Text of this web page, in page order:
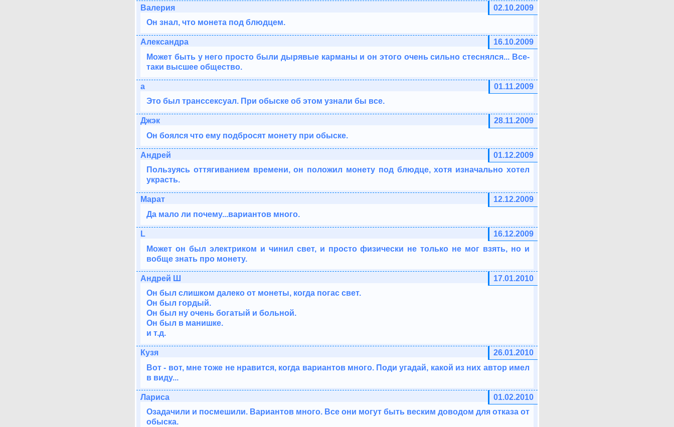
02.10.2009
Валерия
Он знал, что монета под блюдцем.
16.10.2009
Александра
Может быть у него просто были дырявые карманы и он этого очень сильно стеснялся... Все-
таки высшее общество.
01.11.2009
а
Это был транссексуал. При обыске об этом узнали бы все.
28.11.2009
Джэк
Он боялся что ему подбросят монету при обыске.
01.12.2009
Андрей
Пользуясь оттягиванием времени, он положил монету под блюдце, хотя изначально хотел
украсть.
12.12.2009
Марат
Да мало ли почему...вариантов много.
16.12.2009
L
Может он был электриком и чинил свет, и просто физически не только не мог взять, но и
вобще знать про монету.
17.01.2010
Андрей Ш
Он был слишком далеко от монеты, когда погас свет.
Он был гордый.
Он был ну очень богатый и больной.
Он был в манишке.
и т.д.
26.01.2010
Кузя
Вот - вот, мне тоже не нравится, когда вариантов много. Поди угадай, какой из них автор имел
в виду...
01.02.2010
Лариса
Озадачили и посмешили. Вариантов много. Все они могут быть веским доводом для отказа от
обыска.